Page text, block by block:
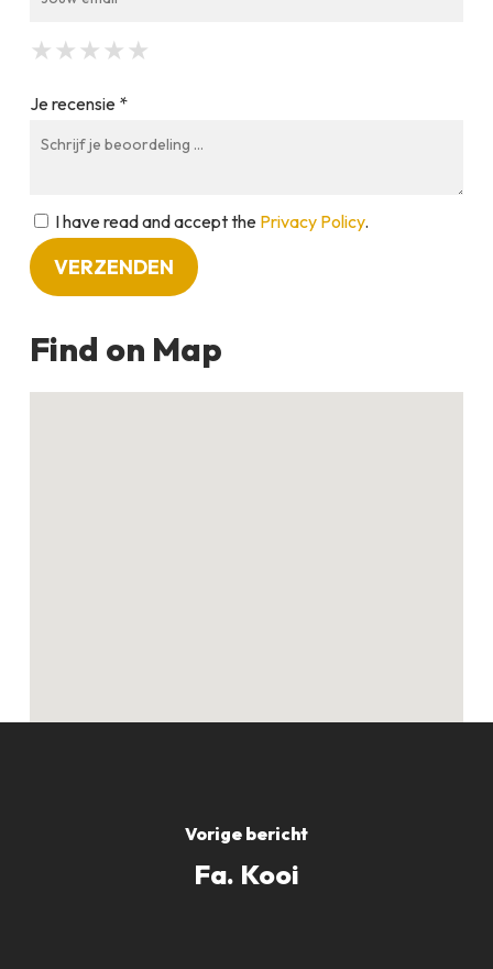
★
★ ★
★ ★ ★
★ ★ ★ ★
★ ★ ★ ★ ★
Je recensie *
I have read and accept the Privacy Policy.
Find on Map
Vorige bericht
Fa. Kooi